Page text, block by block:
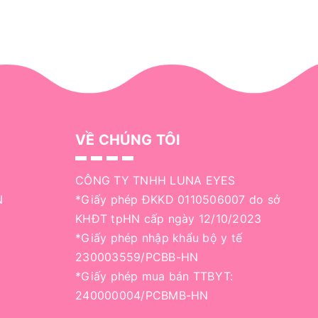
VỀ CHÚNG TÔI
CÔNG TY TNHH LUNA EYES
*Giấy phép ĐKKD 0110506007 do sở
KHĐT tpHN cấp ngày 12/10/2023
*Giấy phép nhập khẩu bộ y tế
230003559/PCBB-HN
*Giấy phép mua bán TTBYT:
240000004/PCBMB-HN